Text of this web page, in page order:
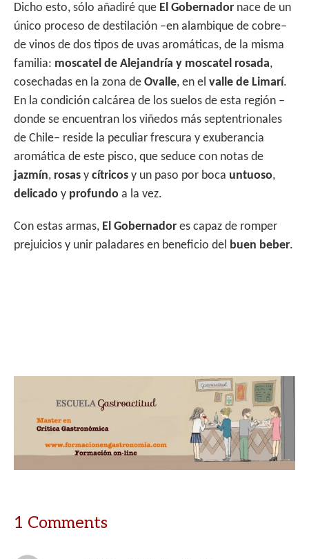
Dicho esto, sólo añadiré que El Gobernador nace de un
único proceso de destilación –en alambique de cobre–
de vinos de dos tipos de uvas aromáticas, de la misma
familia: moscatel de Alejandría y moscatel rosada,
cosechadas en la zona de Ovalle, en el valle de Limarí.
En la condición calcárea de los suelos de esta región –
donde se encuentran los viñedos más septentrionales
de Chile– reside la peculiar frescura y exuberancia
aromática de este pisco, que seduce con notas de
jazmín, rosas y cítricos y un paso por boca untuoso,
delicado y profundo a la vez.
Con estas armas, El Gobernador es capaz de romper
prejuicios y unir paladares en beneficio del buen beber.
1 Comments